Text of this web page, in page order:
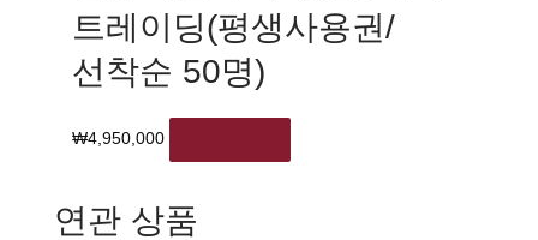
트레이딩(평생사용권/
선착순 50명)
₩4,950,000
연관 상품